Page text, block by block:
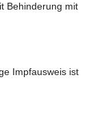
Behinderung mit
Impfausweis ist